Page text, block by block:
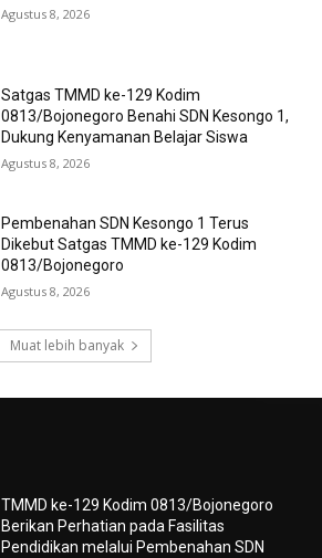
Agustus 8, 2026
Satgas TMMD ke-129 Kodim
0813/Bojonegoro Benahi SDN Kesongo 1,
Dukung Kenyamanan Belajar Siswa
Agustus 8, 2026
Pembenahan SDN Kesongo 1 Terus
Dikebut Satgas TMMD ke-129 Kodim
0813/Bojonegoro
Agustus 8, 2026
Muat lebih banyak
TMMD ke-129 Kodim 0813/Bojonegoro
Berikan Perhatian pada Fasilitas
Pendidikan melalui Pembenahan SDN